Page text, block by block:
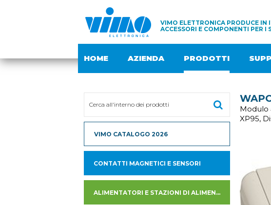
VIMO ELETTRONICA PRODUCE IN
ACCESSORI E COMPONENTI PER I
HOME AZIENDA PRODOTTI
VIMO CATALOGO 2026
CONTATTI MAGNETICI E SENSORI
ALIMENTATORI E STAZIONI DI ALIMENTAZIONE
Modulo
XP95,